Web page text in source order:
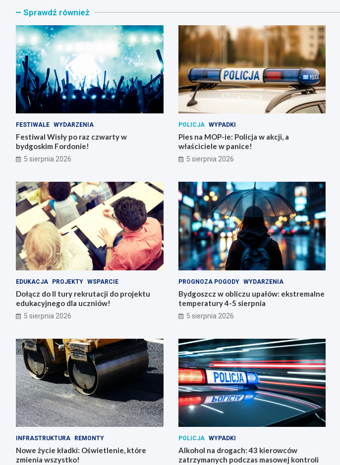
Sprawdź również
FESTIWALE WYDARZENIA
Festiwal Wisły po raz czwarty w
bydgoskim Fordonie!
5 sierpnia 2026
POLICJA WYPADKI
Pies na MOP-ie: Policja w akcji, a
właściciele w panice!
5 sierpnia 2026
EDUKACJA PROJEKTY WSPARCIE
Dołącz do II tury rekrutacji do projektu
edukacyjnego dla uczniów!
5 sierpnia 2026
PROGNOZA POGODY WYDARZENIA
Bydgoszcz w obliczu upałów: ekstremalne
temperatury 4-5 sierpnia
5 sierpnia 2026
INFRASTRUKTURA REMONTY
Nowe życie kładki: Oświetlenie, które
zmienia wszystko!
POLICJA WYPADKI
Alkohol na drogach: 43 kierowców
zatrzymanych podczas masowej kontroli